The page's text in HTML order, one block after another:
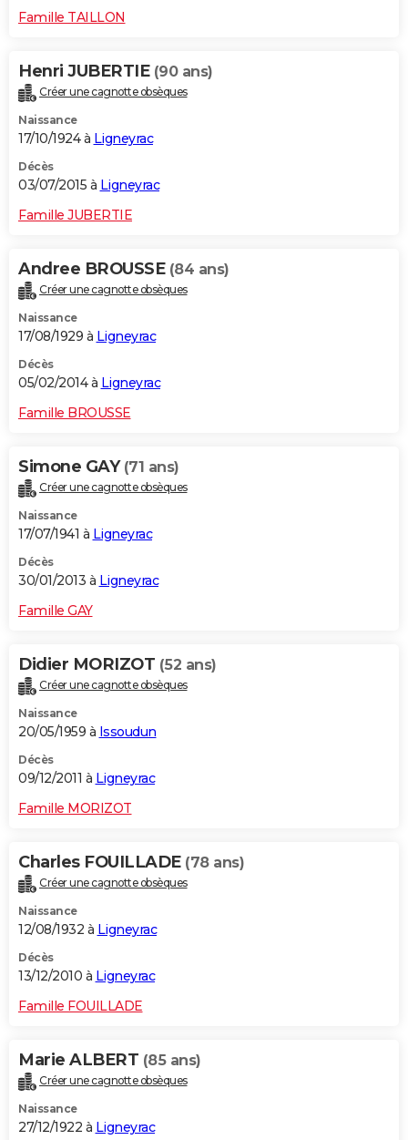
Famille TAILLON
Henri JUBERTIE (90 ans)
Créer une cagnotte obsèques
Naissance
17/10/1924 à Ligneyrac
Décès
03/07/2015 à Ligneyrac
Famille JUBERTIE
Andree BROUSSE (84 ans)
Créer une cagnotte obsèques
Naissance
17/08/1929 à Ligneyrac
Décès
05/02/2014 à Ligneyrac
Famille BROUSSE
Simone GAY (71 ans)
Créer une cagnotte obsèques
Naissance
17/07/1941 à Ligneyrac
Décès
30/01/2013 à Ligneyrac
Famille GAY
Didier MORIZOT (52 ans)
Créer une cagnotte obsèques
Naissance
20/05/1959 à Issoudun
Décès
09/12/2011 à Ligneyrac
Famille MORIZOT
Charles FOUILLADE (78 ans)
Créer une cagnotte obsèques
Naissance
12/08/1932 à Ligneyrac
Décès
13/12/2010 à Ligneyrac
Famille FOUILLADE
Marie ALBERT (85 ans)
Créer une cagnotte obsèques
Naissance
27/12/1922 à Ligneyrac